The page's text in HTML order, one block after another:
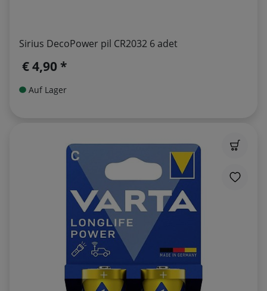
Sirius DecoPower pil CR2032 6 adet
€ 4,90 *
Auf Lager